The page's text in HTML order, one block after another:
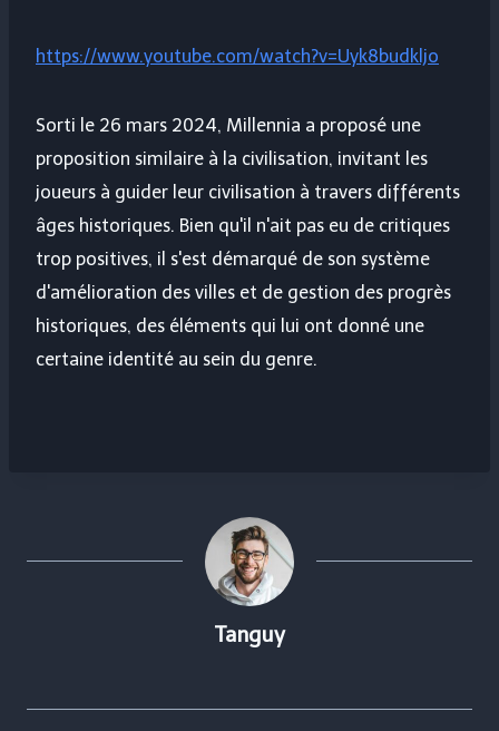
https://www.youtube.com/watch?v=Uyk8budkljo
Sorti le 26 mars 2024, Millennia a proposé une
proposition similaire à la civilisation, invitant les
joueurs à guider leur civilisation à travers différents
âges historiques. Bien qu'il n'ait pas eu de critiques
trop positives, il s'est démarqué de son système
d'amélioration des villes et de gestion des progrès
historiques, des éléments qui lui ont donné une
certaine identité au sein du genre.
Tanguy